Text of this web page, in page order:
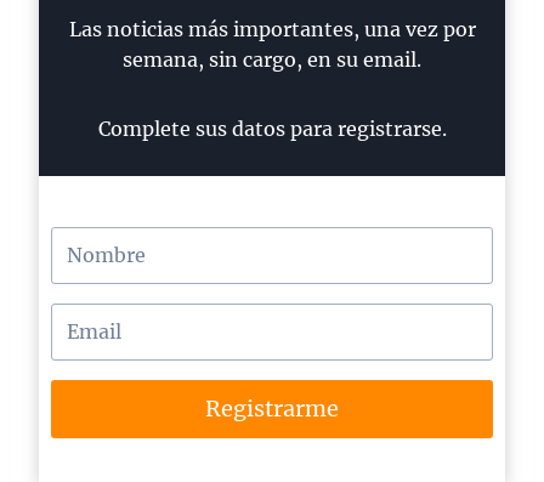
Las noticias más importantes, una vez por
semana, sin cargo, en su email.
Complete sus datos para registrarse.
Registrarme